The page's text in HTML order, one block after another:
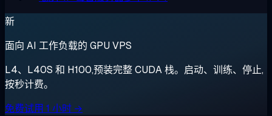
新
面向 AI 工作负载的 GPU VPS
L4、L40S 和 H100,预装完整 CUDA 栈。启动、训练、停止,
按秒计费。
免费试用 1 小时 →